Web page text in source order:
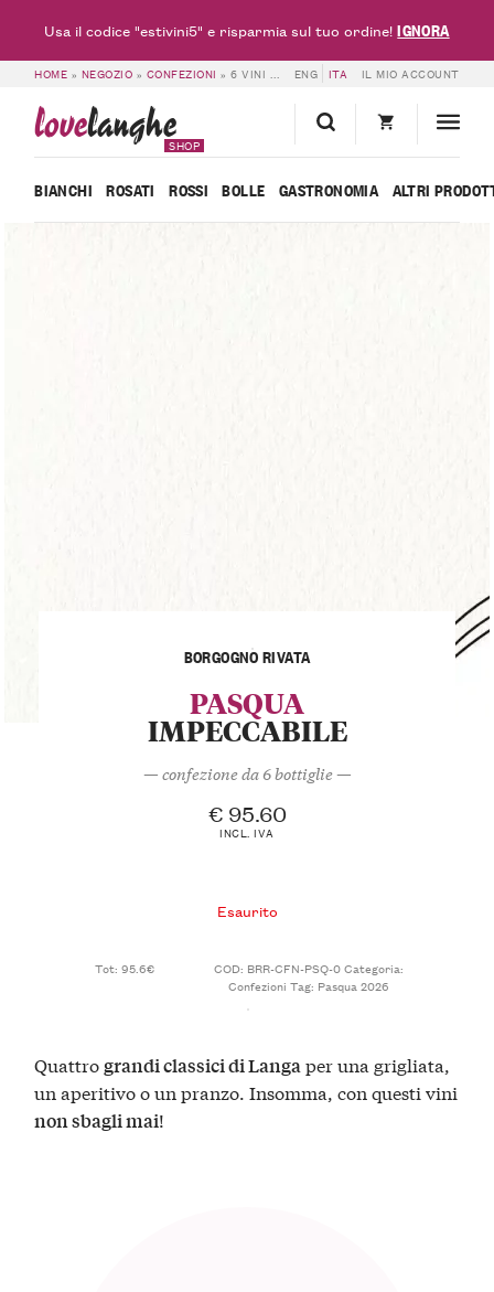
HOME » NEGOZIO » CONFEZIONI »6 VINI DI BORGOGNO RIVATA PER PASQUA ENG ITA IL MIO ACCOUNT
lovelanghe
SHOP
BIANCHI ROSATI ROSSI BOLLE GASTRONOMIA ALTRI
BORGOGNO RIVATA
PASQUA
IMPECCABILE
— confezione da 6 bottiglie —
€ 95.60
INCL. IVA
Esaurito
Tot: 95.6€ COD: BRR-CFN-PSQ-0Categoria:
Confezioni Tag: Pasqua 2026
Quattrograndi classici di Langaper una grigliata,
un aperitivo o un pranzo. Insomma, con questi vini
non sbagli mai!
Usa il codice "estivini5" e risparmia sul tuo ordine!IGNORA